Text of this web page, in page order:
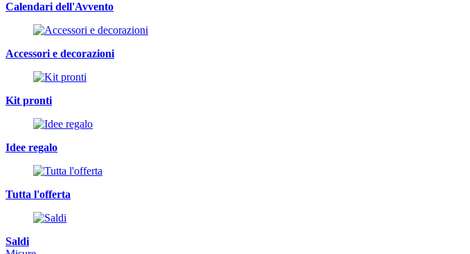
Calendari dell'Avvento
Accessori e decorazioni
Kit pronti
Idee regalo
Tutta l'offerta
Saldi